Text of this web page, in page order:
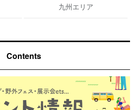
九州エリア
Contents